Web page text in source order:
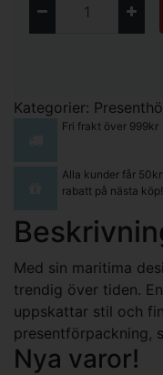
Kategorier:
Fri frakt över 999kr
Alla kunder får 50kr
rabatt på nästa köp!
Med sin maritima
trendig över tiden.
uppskattar stil och
presentförpackning,
Nya varor!